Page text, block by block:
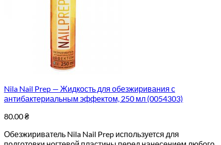
Nila Nail Prep — Жидкость для обезжиривания с
антибактериальным эффектом, 250 мл (0054303)
80.00₴
Обезжириватель Nila Nail Prep используется для